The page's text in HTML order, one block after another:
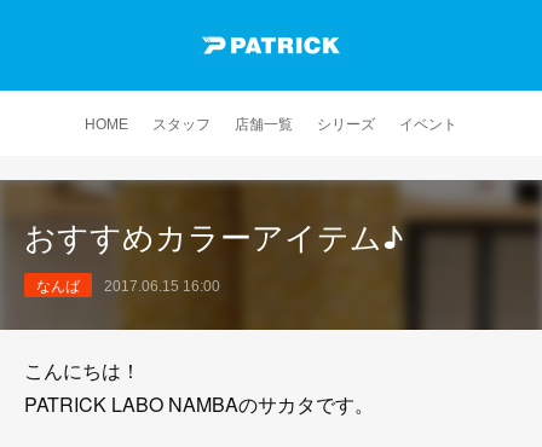
HOME スタッフ 店舗一覧 シリーズ イベント
おすすめカラーアイテム♪
なんば 2017.06.15 16:00
こんにちは！
PATRICK LABO NAMBAのサカタです。